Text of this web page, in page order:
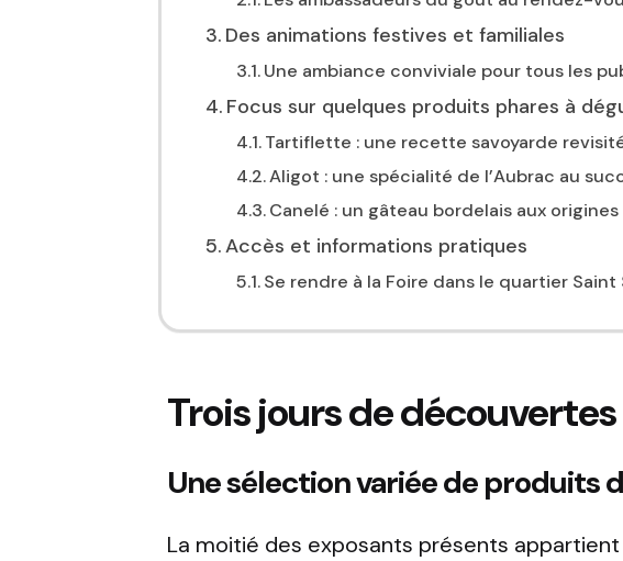
Des animations festives et familiales
Une ambiance conviviale pour tous les
Focus sur quelques produits phares à
Tartiflette : une recette savoyarde
Aligot : une spécialité de l’Aubrac au
Canelé : un gâteau bordelais aux
Accès et informations pratiques
Se rendre à la Foire dans le quartier Saint
Trois jours de
Une sélection variée de produits
La moitié des exposants présents